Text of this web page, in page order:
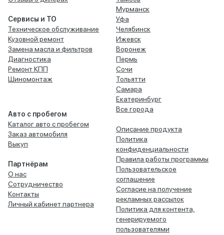
Сервисы и ТО
Техническое обслуживание
Кузовной ремонт
Замена масла и фильтров
Диагностика
Ремонт КПП
Шиномонтаж
Авто с пробегом
Каталог авто с пробегом
Заказ автомобиля
Выкуп
Партнёрам
О нас
Сотрудничество
Контакты
Личный кабинет партнера
Мурманск
Уфа
Челябинск
Ижевск
Воронеж
Пермь
Сочи
Тольятти
Самара
Екатеринбург
Все города
Описание продукта
Политика
конфиденциальности
Правила работы программы
Пользовательское
соглашение
Согласие на получение
рекламных рассылок
Политика для контента,
генерируемого
пользователями